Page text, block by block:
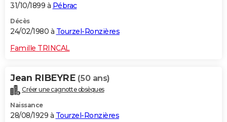
31/10/1899 à Pébrac
Décès
24/02/1980 à Tourzel-Ronzières
Famille TRINCAL
Jean RIBEYRE (50 ans)
Créer une cagnotte obsèques
Naissance
28/08/1929 à Tourzel-Ronzières